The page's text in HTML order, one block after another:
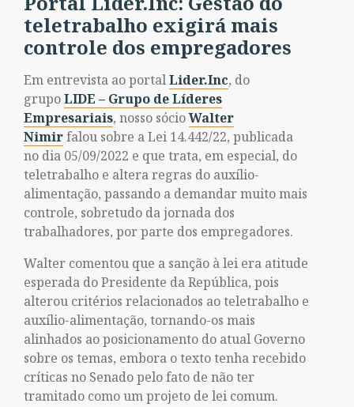
teletrabalho exigirá mais
controle dos empregadores
Em entrevista ao portalLider.Inc, do
grupoLIDE – Grupo de Líderes
Empresariais, nosso sócioWalter
Nimirfalou sobre a Lei 14.442/22, publicada
no dia 05/09/2022 e que trata, em especial, do
teletrabalho e altera regras do auxílio-
alimentação, passando a demandar muito mais
controle, sobretudo da jornada dos
trabalhadores, por parte dos empregadores.
Walter comentou que a sanção à lei era atitude
esperada do Presidente da República, pois
alterou critérios relacionados ao teletrabalho e
auxílio-alimentação, tornando-os mais
alinhados ao posicionamento do atual Governo
sobre os temas, embora o texto tenha recebido
críticas no Senado pelo fato de não ter
tramitado como um projeto de lei comum.